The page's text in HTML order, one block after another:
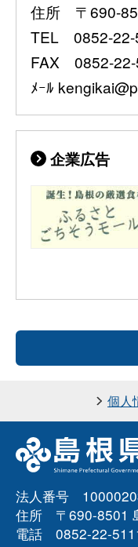
住所 〒690-
TEL 0852-22-
FAX 0852-22-
ﾒｰﾙ
企業広告
個人
法人番号
住所 〒690-8501
電話 0852-22-5111